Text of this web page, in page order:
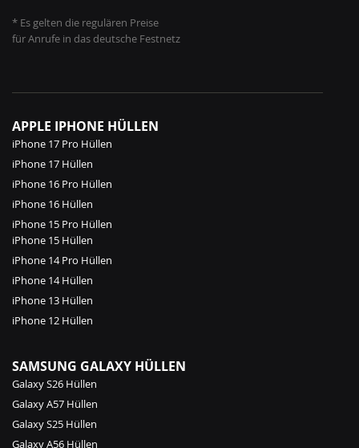
* Es gelten die regulären Preise
für Anrufe in das deutsche Festnetz
APPLE IPHONE HÜLLEN
iPhone 17 Pro Hüllen
iPhone 17 Hüllen
iPhone 16 Pro Hüllen
iPhone 16 Hüllen
iPhone 15 Pro Hüllen
iPhone 15 Hüllen
iPhone 14 Pro Hüllen
iPhone 14 Hüllen
iPhone 13 Hüllen
iPhone 12 Hüllen
SAMSUNG GALAXY HÜLLEN
Galaxy S26 Hüllen
Galaxy A57 Hüllen
Galaxy S25 Hüllen
Galaxy A56 Hüllen